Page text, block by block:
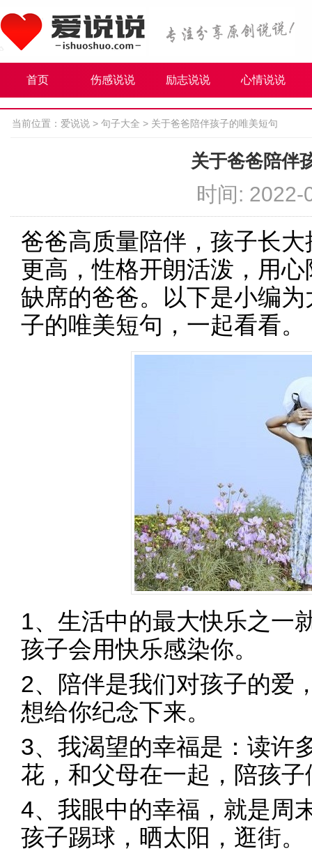
首页 伤感说说 励志说说 心情说说
当前位置： 爱说说 > 句子大全 > 关于爸爸陪伴孩子的唯美短句
关于爸爸陪伴
时间: 2022-
爸爸高质量陪伴，孩子长
更高，性格开朗活泼，用
缺席的爸爸。以下是小编
子的唯美短句，一起看看。
1、生活中的最大快乐之一
孩子会用快乐感染你。
2、陪伴是我们对孩子的爱
想给你纪念下来。
3、我渴望的幸福是：读许
花，和父母在一起，陪孩
4、我眼中的幸福，就是周
孩子踢球，晒太阳，逛街。